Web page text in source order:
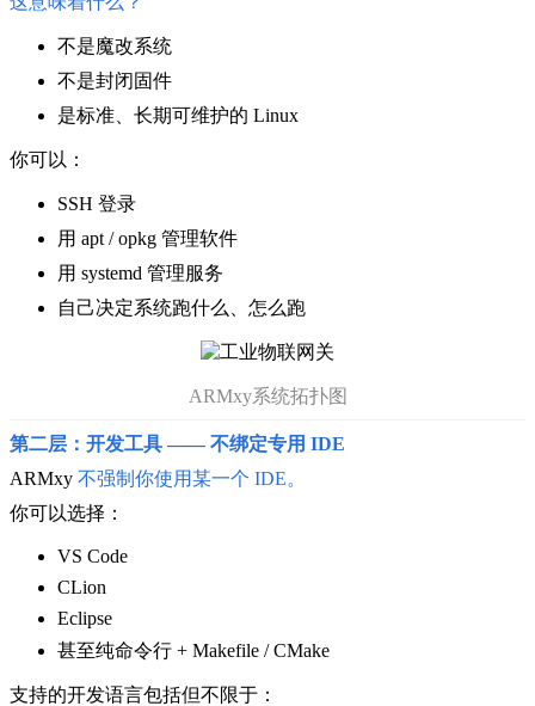
不是魔改系统
不是封闭固件
是标准、长期可维护的 Linux
你可以：
SSH 登录
用 apt / opkg 管理软件
用 systemd 管理服务
自己决定系统跑什么、怎么跑
ARMxy系统拓扑图
第二层：开发工具 —— 不绑定专用 IDE
ARMxy 不强制你使用某一个 IDE。
你可以选择：
VS Code
CLion
Eclipse
甚至纯命令行 + Makefile / CMake
支持的开发语言包括但不限于：